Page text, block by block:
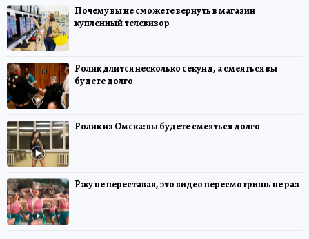
Почему вы не сможете вернуть в магазин
купленный телевизор
Ролик длится несколько секунд, а смеяться вы
будете долго
Ролик из Омска: вы будете смеяться долго
Ржу не переставая, это видео пересмотришь не раз